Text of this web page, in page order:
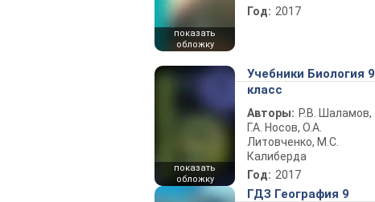
показать
обложку
Год: 2017
показать
обложку
Учебники Биология 9
класс
Авторы: Р.В. Шаламов,
Г.А. Носов, О.А.
Литовченко, М.С.
Калиберда
Год: 2017
ГДЗ География 9